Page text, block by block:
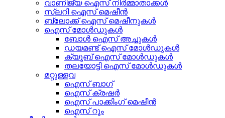
വാണിജ്യ ഐസ് നിർമ്മാതാക്കൾ
സ്ലറി ഐസ് മെഷീൻ
ബ്ലോക്ക് ഐസ് മെഷീനുകൾ
ഐസ് മോൾഡുകൾ
ബോൾ ഐസ് അച്ചുകൾ
ഡയമണ്ട് ഐസ് മോൾഡുകൾ
ക്യൂബ് ഐസ് മോൾഡുകൾ
തലയോട്ടി ഐസ് മോൾഡുകൾ
മറ്റുള്ളവ
ഐസ് ബാഗ്
ഐസ് ക്രഷർ
ഐസ് പാക്കിംഗ് മെഷീൻ
ഐസ് റൂം